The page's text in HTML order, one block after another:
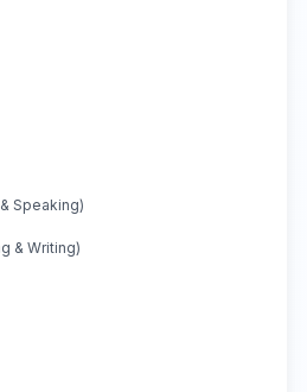
Speaking)
& Writing)